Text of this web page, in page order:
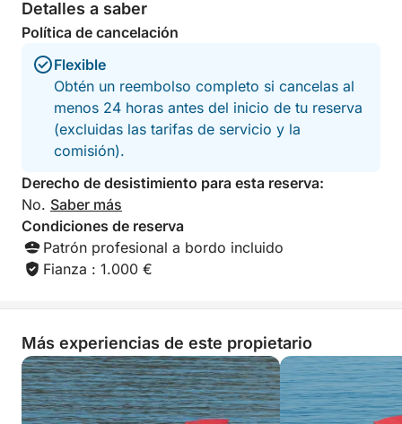
buscan un día tranquilo para nadar, tomar el sol y
descubrir algunos de los rincones costeros más
con la comodidad de un barco privado.
Detalles a saber
Política de cancelación
Flexible
Obtén un reembolso completo si cancelas al
menos 24 horas antes del inicio de tu reserva
(excluidas las tarifas de servicio y la
comisión).
Derecho de desistimiento para esta reserva:
No. Saber más
Condiciones de reserva
Patrón profesional a bordo incluido
Fianza : 1.000 €
Más experiencias de este propietario